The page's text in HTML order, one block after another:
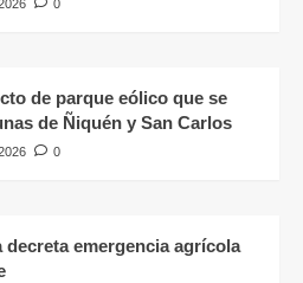
0
de parque eólico que se
de Ñiquén y San Carlos
0
emergencia agrícola